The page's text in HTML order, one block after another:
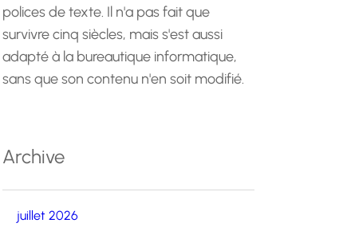
polices de texte. Il n'a pas fait que
survivre cinq siècles, mais s'est aussi
adapté à la bureautique informatique,
sans que son contenu n'en soit modifié.
Archive
juillet 2026